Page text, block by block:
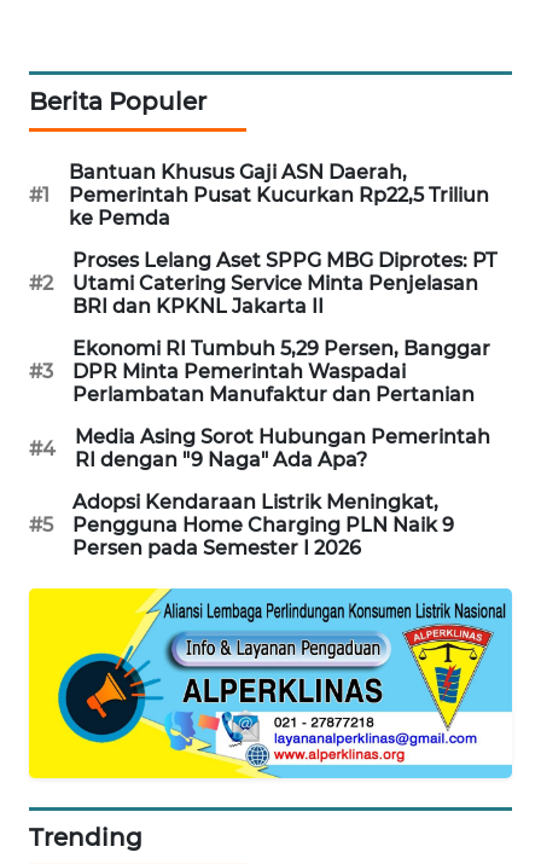
Berita Populer
#1
Bantuan Khusus Gaji ASN Daerah,
Pemerintah Pusat Kucurkan Rp22,5 Triliun
ke Pemda
#2
Proses Lelang Aset SPPG MBG Diprotes: PT
Utami Catering Service Minta Penjelasan
BRI dan KPKNL Jakarta II
#3
Ekonomi RI Tumbuh 5,29 Persen, Banggar
DPR Minta Pemerintah Waspadai
Perlambatan Manufaktur dan Pertanian
#4
Media Asing Sorot Hubungan Pemerintah
RI dengan "9 Naga" Ada Apa?
#5
Adopsi Kendaraan Listrik Meningkat,
Pengguna Home Charging PLN Naik 9
Persen pada Semester I 2026
Trending
KONSUMEN
LISTRIK
MASYARAKAT
KELISTRIKAN
WALINKI
ID
MAWAKA
ID
MARTABAT
PLN
LPKKI
KOPEKLIN